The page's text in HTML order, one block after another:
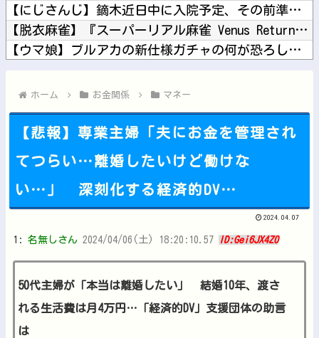
【にじさんじ】鏑木近日中に入院予定、その前準備に血を大量に取...
【脱衣麻雀】『スーパーリアル麻雀 Venus Returns...
【ウマ娘】ブルアカの新仕様ガチャの何が恐ろしいかを最近のウマ...
Powered by livedoor 相互RSS
ホーム お金関係 マネー
【悲報】専業主婦「夫にお金を管理され
てつらい…離婚したいけど働けな
い…」 深刻化する経済的DV…
2024.04.07
1: 名無しさん 2024/04/06(土) 18:20:10.57 ID:Gei6JX4Z0
50代主婦が「本当は離婚したい」 結婚10年、渡さ
れる生活費は月4万円…「経済的DV」支援団体の助言
は